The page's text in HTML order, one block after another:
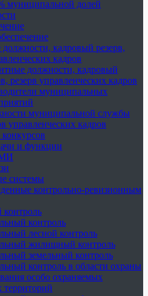
муниципальной долей
кадровый резерв,
кадров
должности, кадровый
резерв управленческих кадров
муниципальных
муниципальной службы
управленческих кадров
конкурсов
и функции
системы
контрольно-ревизионным
контроль
лесной контроль
жилищный контроль
земельный контроль
контроль в области охраны
особо охраняемых